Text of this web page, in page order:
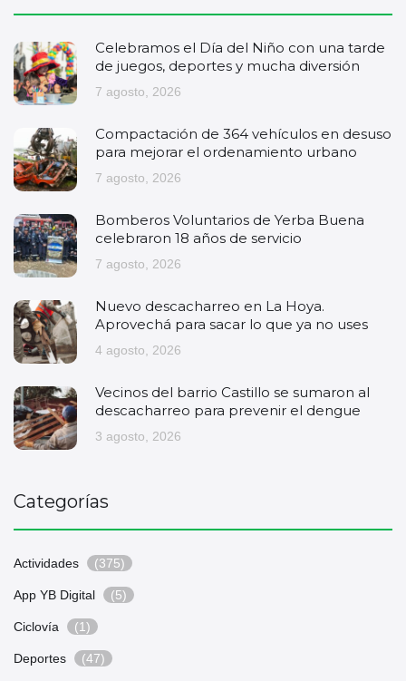
Celebramos el Día del Niño con una tarde
de juegos, deportes y mucha diversión
7 agosto, 2026
Compactación de 364 vehículos en desuso
para mejorar el ordenamiento urbano
7 agosto, 2026
Bomberos Voluntarios de Yerba Buena
celebraron 18 años de servicio
7 agosto, 2026
Nuevo descacharreo en La Hoya.
Aprovechá para sacar lo que ya no uses
4 agosto, 2026
Vecinos del barrio Castillo se sumaron al
descacharreo para prevenir el dengue
3 agosto, 2026
Categorías
Actividades (375)
App YB Digital (5)
Ciclovía (1)
Deportes (47)